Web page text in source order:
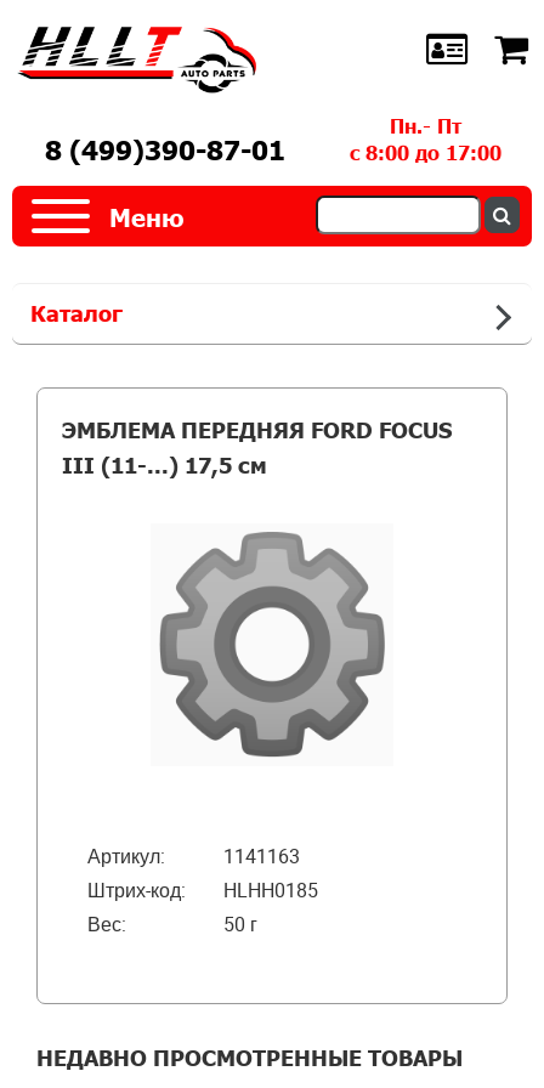
8 (499)390-87-01
Пн.- Пт
с 8:00 до 17:00
Меню
Каталог
ЭМБЛЕМА ПЕРЕДНЯЯ FORD FOCUS
III (11-...) 17,5 см
Артикул:
1141163
Штрих-код:
HLHH0185
Вес:
50 г
НЕДАВНО ПРОСМОТРЕННЫЕ ТОВАРЫ